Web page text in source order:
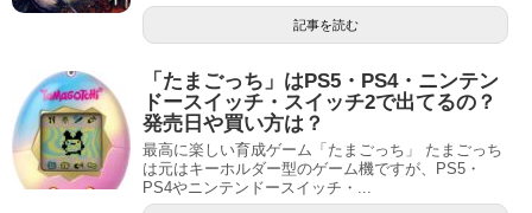
記事を読む
「たまごっち」はPS5・PS4・ニンテン
ドースイッチ・スイッチ2で出てるの？
発売日や買い方は？
最高に楽しい育成ゲーム「たまごっち」 たまごっち
は元はキーホルダー型のゲーム機ですが、PS5・
PS4やニンテンドースイッチ・...